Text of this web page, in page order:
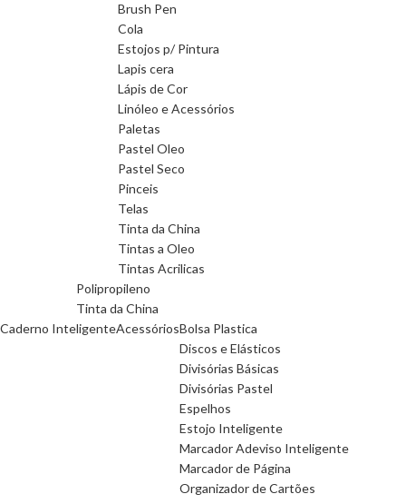
Brush Pen
Cola
Estojos p/ Pintura
Lapis cera
Lápis de Cor
Linóleo e Acessórios
Paletas
Pastel Oleo
Pastel Seco
Pinceis
Telas
Tinta da China
Tintas a Oleo
Tintas Acrilicas
Polipropileno
Tinta da China
Caderno InteligenteAcessóriosBolsa Plastica
Discos e Elásticos
Divisórias Básicas
Divisórias Pastel
Espelhos
Estojo Inteligente
Marcador Adeviso Inteligente
Marcador de Página
Organizador de Cartões